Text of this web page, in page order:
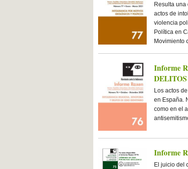
Resulta una
actos de
violencia
Política en
Movimiento
Informe
Los actos
en España.
como en el
Informe
El juicio del